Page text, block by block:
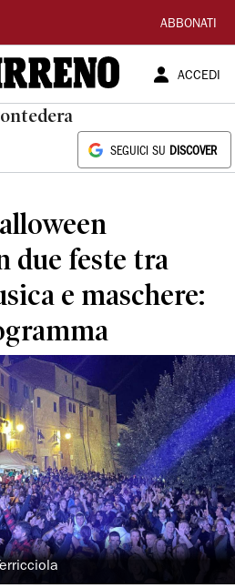
ABBONATI
ACCEDI
SEGUICI SU DISCOVER
due feste tra
e maschere: